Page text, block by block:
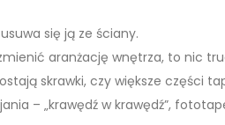
się ją ze ściany.
aranżację wnętrza, to nic
skrawki, czy większe części
– „krawędź w krawędź”,